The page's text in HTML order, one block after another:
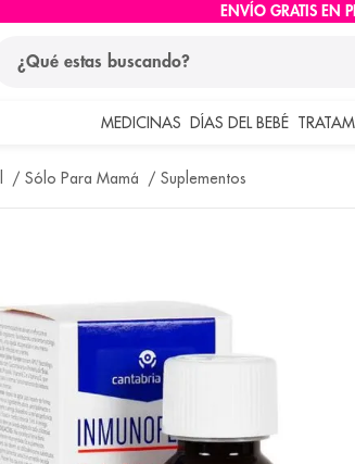
ENVÍO GRATIS EN
MEDICINAS DÍAS DEL BEBÉ
Sólo Para Mamá Suplementos
términos más buscados
1. protector solar
5. nivea
6.
7. bioderma
8. panolini